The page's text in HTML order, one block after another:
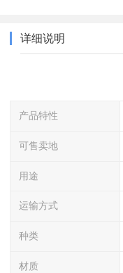
详细说明
产品特性
可售卖地
用途
运输方式
种类
材质